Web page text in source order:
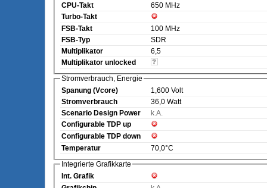
CPU-Takt
650 MHz
Turbo-Takt
FSB-Takt
100 MHz
FSB-Typ
SDR
Multiplikator
6,5
Multiplikator unlocked
Stromverbrauch, Energie
Spanung (Vcore)
1,600 Volt
Stromverbrauch
36,0 Watt
Scenario Design Power
k.A.
Configurable TDP up
Configurable TDP down
Temperatur
70,0°C
Integrierte Grafikkarte
Int. Grafik